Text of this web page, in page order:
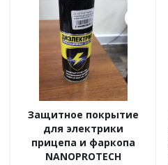
Защитное покрытие
для электрики
прицепа и фаркопа
NANOPROTECH